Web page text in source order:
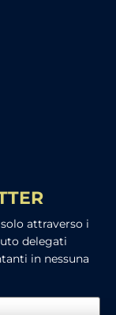
attraverso i
delegati
in nessuna